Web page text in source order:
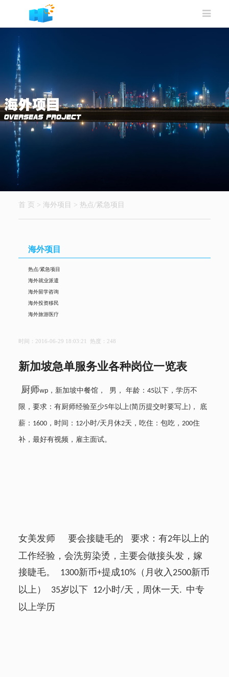
首 页 > 海外项目 > 热点/紧急项目
海外项目
热点/紧急项目
海外就业派遣
海外留学咨询
海外投资移民
海外旅游医疗
时间：2016-06-29 18:03:21 热度： 248
新加坡急单服务业各种岗位一览表
厨师wp，新加坡中餐馆， 男， 年龄： 45以下，学历不
限，要求：有厨师经验至少5年以上(简历提交时要写上)， 底
薪： 1600，时间： 12小时/天月休2天，吃住：包吃， 200住
补，最好有视频，雇主面试。
女美发师 要会接睫毛的 要求：有2年以上的
工作经验，会洗剪染烫，主要会做接头发，嫁
接睫毛。 1300新币+提成10%（月收入2500新币
以上） 35岁以下 12小时/天，周休一天. 中专
以上学历